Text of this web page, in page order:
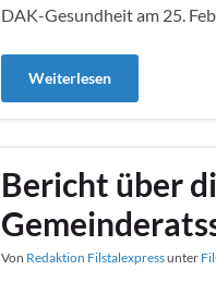
DAK-Gesundheit am 25.
Weiterlesen
Bericht über
Von Redaktion Filstalexpressunter